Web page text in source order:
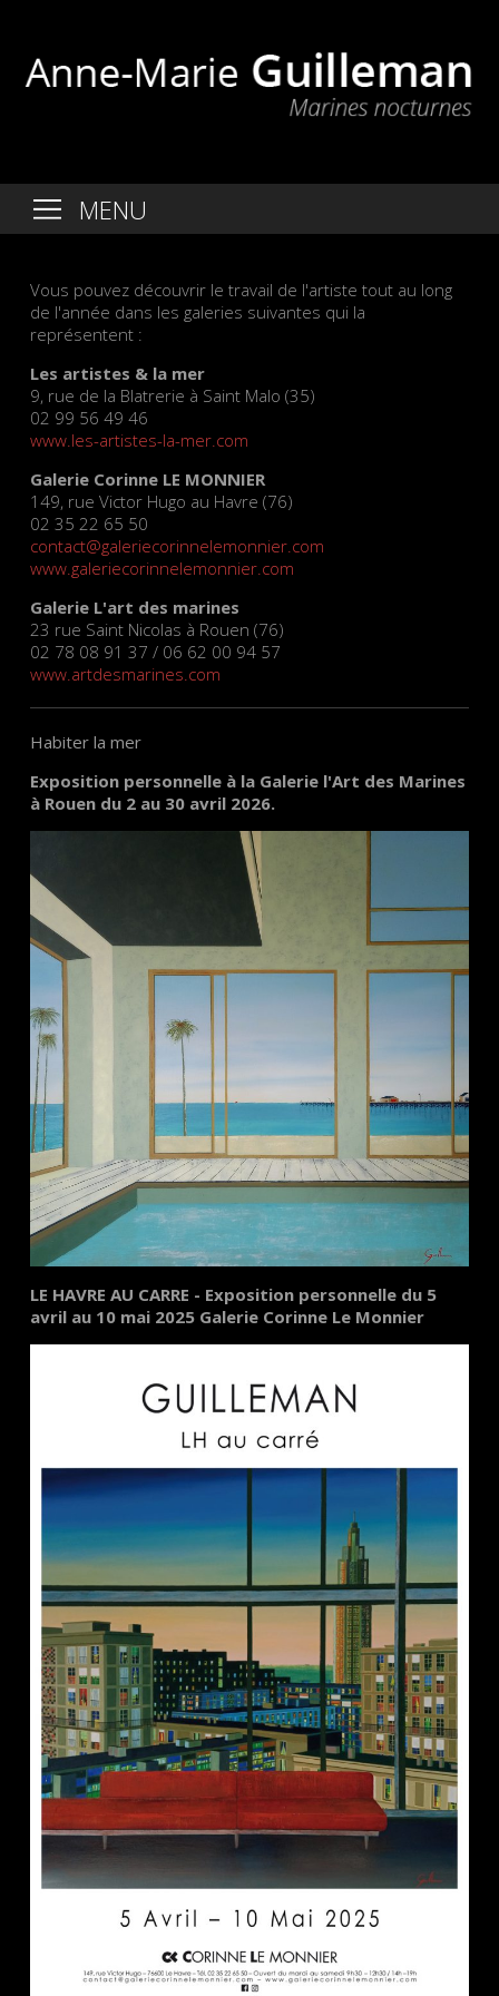
MENU
Vous pouvez découvrir le travail de l'artiste tout au long
de l'année dans les galeries suivantes qui la
représentent :
Les artistes & la mer
9, rue de la Blatrerie à Saint Malo (35)
02 99 56 49 46
www.les-artistes-la-mer.com
Galerie Corinne LE MONNIER
149, rue Victor Hugo au Havre (76)
02 35 22 65 50
contact@galeriecorinnelemonnier.com
www.galeriecorinnelemonnier.com
Galerie L'art des marines
23 rue Saint Nicolas à Rouen (76)
02 78 08 91 37 / 06 62 00 94 57
www.artdesmarines.com
Habiter la mer
Exposition personnelle à la Galerie l'Art des Marines
à Rouen du 2 au 30 avril 2026.
LE HAVRE AU CARRE - Exposition personnelle du 5
avril au 10 mai 2025 Galerie Corinne Le Monnier